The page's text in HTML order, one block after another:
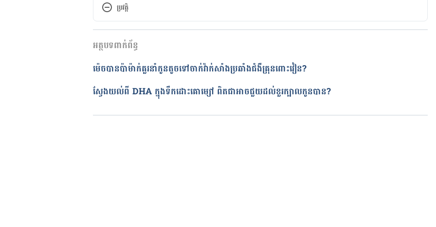
ប្រវត្តិ
កំណែ​ប្រែបច្ចុប្បន្ន
18/02/2020
អត្ថបទ​ដោយ
ត្រួតពិនិត្យដោយ វេជ្ជ. ចាន់ ស៊ីណេត
បច្ចុប្បន្នភាពដោយ៖
អត្ថបទពាក់ព័ន្ធ
ម៉េចបានប៉ាម៉ាក់គួរនាំកូនតូចទៅចាក់វ៉ាក់សាំងប្រឆាំងជំងឺគ្រុនពោះវៀន?
ស្វែងយល់ពី DHA ក្នុងទឹកដោះគោម្សៅ ពិតជាអាចជួយដល់ខួរក្បាលកូនបាន?